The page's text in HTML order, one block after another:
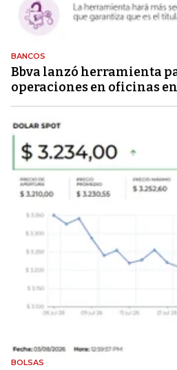
BANCOS
Bbva lanzó herramienta
operaciones en oficinas en
BOLSAS